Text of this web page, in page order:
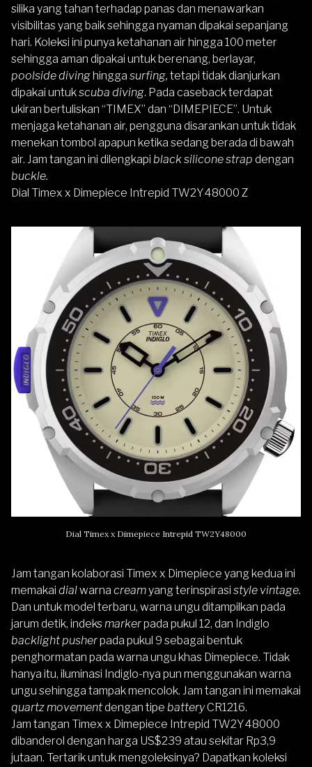
silika yang tahan terhadap panas dan menawarkan
visibilitas yang baik sehingga nyaman dipakai sepanjang
hari. Koleksi ini punya ketahanan air hingga 100 meter
sehingga aman dipakai untuk berenang, berlayar,
poolside diving hingga surfing, tetapi tidak dianjurkan
dipakai untukscuba diving. Pada caseback terdapat
ukiran bertuliskan “TIMEX” dan “DIMEPIECE”. Untuk
menjaga ketahanan air, pengguna disarankan untuk tidak
menekan tombol apapun ketika sedang berada di bawah
air. Jam tangan ini dilengkapi black silicone strap dengan
buckle.
Dial Timex x Dimepiece Intrepid TW2Y48000 Z
Dial Timex x Dimepiece Intrepid TW2Y48000
Jam tangan kolaborasi Timex x Dimepiece yang kedua ini
memakai dialwarna creamyang terinspirasi style vintage.
Dan untuk model terbaru, warna ungu ditampilkan pada
jarum detik, indeksmarkerpada pukul 12, dan Indiglo
backlight pusherpada pukul 9 sebagai bentuk
penghormatan pada warna ungu khas Dimepiece. Tidak
hanya itu, iluminasi Indiglo-nya pun menggunakan warna
ungu sehingga tampak mencolok. Jam tangan ini memakai
quartz movementdengan tipe batteryCR1216.
Jam tangan Timex x Dimepiece Intrepid TW2Y48000
dibanderol dengan harga US$239 atau sekitar Rp3,9
jutaan. Tertarik untuk mengoleksinya? Dapatkan koleksi